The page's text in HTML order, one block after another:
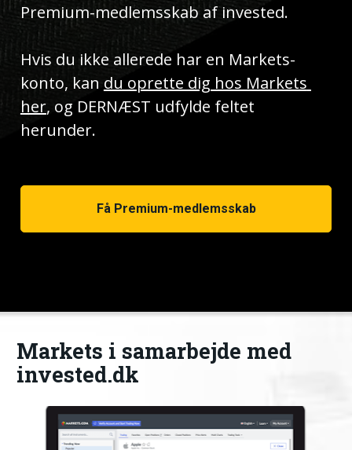
Premium-medlemsskab af invested.
Hvis du ikke allerede har en Markets-
konto, kan du oprette dig hos Markets
her, og DERNÆST udfylde feltet
herunder.
Få Premium-medlemsskab
Markets i samarbejde med
invested.dk